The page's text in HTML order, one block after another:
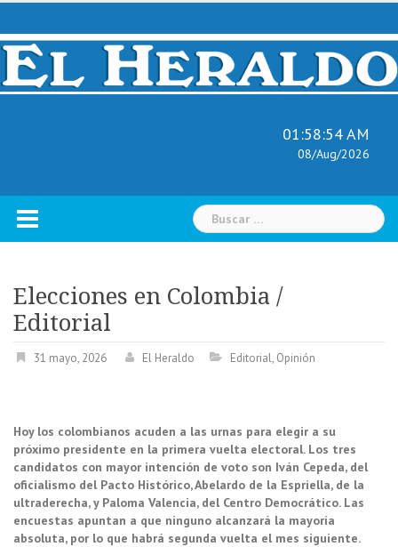
Skip
content
01:58:55 AM
08/Aug/2026
Buscar:
Elecciones en Colombia /
Editorial
31 mayo, 2026 El Heraldo Editorial, Opinión
Hoy los colombianos acuden a las urnas para elegir a su
próximo presidente en la primera vuelta electoral. Los tres
candidatos con mayor intención de voto son Iván Cepeda, del
oficialismo del Pacto Histórico, Abelardo de la Espriella, de la
ultraderecha, y Paloma Valencia, del Centro Democrático. Las
encuestas apuntan a que ninguno alcanzará la mayoría
absoluta, por lo que habrá segunda vuelta el mes siguiente.